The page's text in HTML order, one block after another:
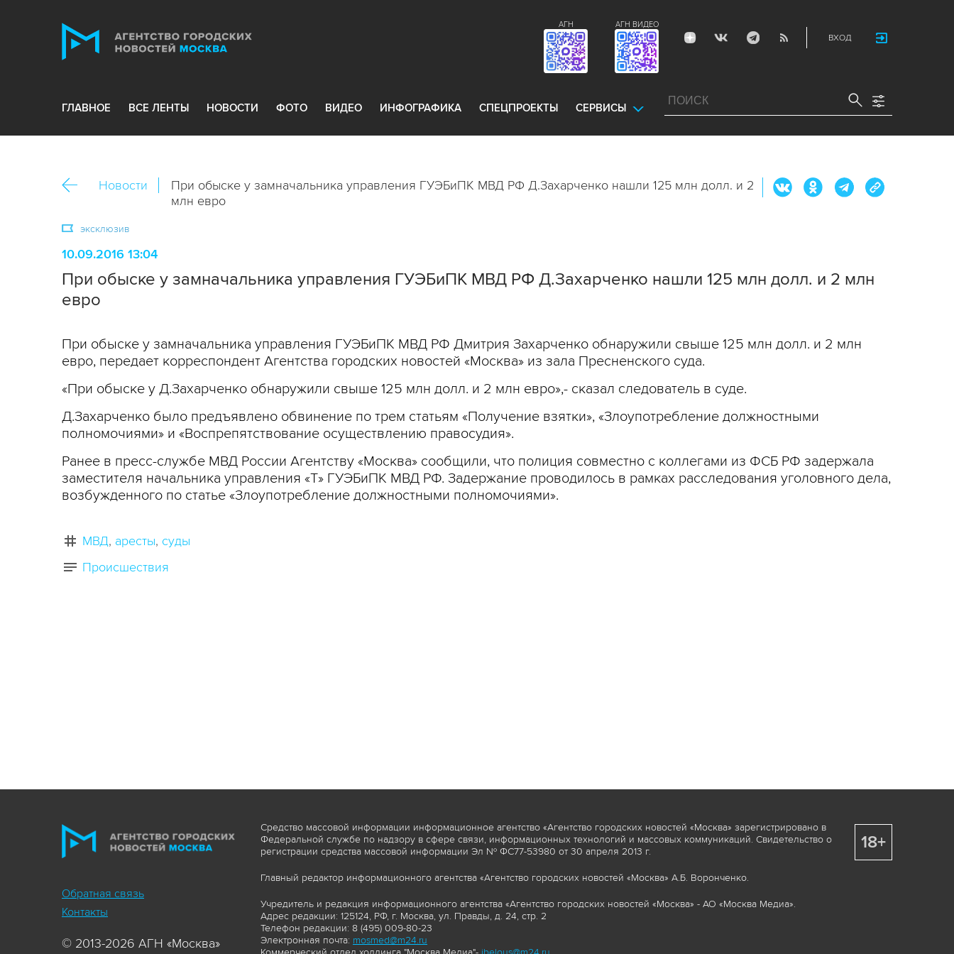
ВХОД
АГН ВИДЕО
АГН
ГЛАВНОЕ ВСЕ ЛЕНТЫ НОВОСТИ ФОТО ВИДЕО ИНФОГРАФИКА СПЕЦПРОЕКТЫ СЕРВИСЫ
Новости
При обыске у замначальника управления ГУЭБиПК МВД РФ Д.Захарченко нашли 125 млн долл. и 2
млн евро
эксклюзив
10.09.2016 13:04
При обыске у замначальника управления ГУЭБиПК МВД РФ Д.Захарченко нашли 125 млн долл. и 2 млн
евро
При обыске у замначальника управления ГУЭБиПК МВД РФ Дмитрия Захарченко обнаружили свыше 125 млн долл. и 2 млн
евро, передает корреспондент Агентства городских новостей «Москва» из зала Пресненского суда.
«При обыске у Д.Захарченко обнаружили свыше 125 млн долл. и 2 млн евро»,- сказал следователь в суде.
Д.Захарченко было предъявлено обвинение по трем статьям «Получение взятки», «Злоупотребление должностными
полномочиями» и «Воспрепятствование осуществлению правосудия».
Ранее в пресс-службе МВД России Агентству «Москва» сообщили, что полиция совместно с коллегами из ФСБ РФ задержала
заместителя начальника управления «Т» ГУЭБиПК МВД РФ. Задержание проводилось в рамках расследования уголовного дела,
возбужденного по статье «Злоупотребление должностными полномочиями».
МВД аресты суды
Происшествия
Обратная связь
Контакты
© 2013-2026 АГН «Москва»
Средство массовой информации информационное агентство «Агентство городских новостей «Москва» зарегистрировано в
Федеральной службе по надзору в сфере связи, информационных технологий и массовых коммуникаций. Свидетельство о
регистрации средства массовой информации Эл № ФС77-53980 от 30 апреля 2013 г.
Главный редактор информационного агентства «Агентство городских новостей «Москва» А.Б. Воронченко.
Учредитель и редакция информационного агентства «Агентство городских новостей «Москва» - АО «Москва Медиа».
Адрес редакции: 125124, РФ, г. Москва, ул. Правды, д. 24, стр. 2
Телефон редакции: 8 (495) 009-80-23
Электронная почта: mosmed@m24.ru
18+